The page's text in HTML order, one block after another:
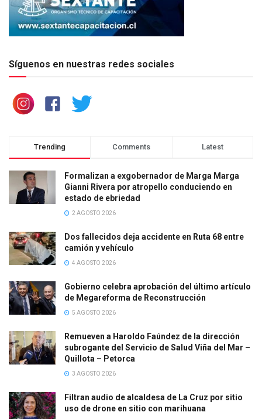
Síguenos en nuestras redes sociales
Trending Comments Latest
Formalizan a exgobernador de Marga Marga
Gianni Rivera por atropello conduciendo en
estado de ebriedad
2 AGOSTO 2026
Dos fallecidos deja accidente en Ruta 68 entre
camión y vehículo
4 AGOSTO 2026
Gobierno celebra aprobación del último artículo
de Megareforma de Reconstrucción
5 AGOSTO 2026
Remueven a Haroldo Faúndez de la dirección
subrogante del Servicio de Salud Viña del Mar –
Quillota – Petorca
3 AGOSTO 2026
Filtran audio de alcaldesa de La Cruz por sitio
uso de drone en sitio con marihuana